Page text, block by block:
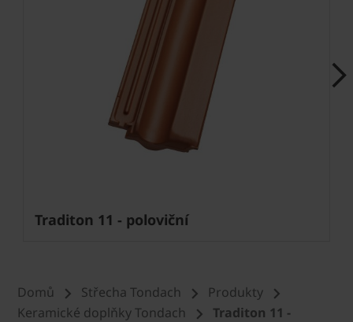
Traditon 11 - poloviční
Domů Střecha Tondach
Produkty
Keramické doplňky Tondach
Traditon 11 -